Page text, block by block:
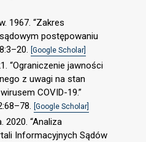
1967. “Zakres
postępowaniu
[Google Scholar]
“Ograniczenie jawności
z uwagi na stan
COVID-19.”
[Google Scholar]
2020. “Analiza
Informacyjnych Sądów